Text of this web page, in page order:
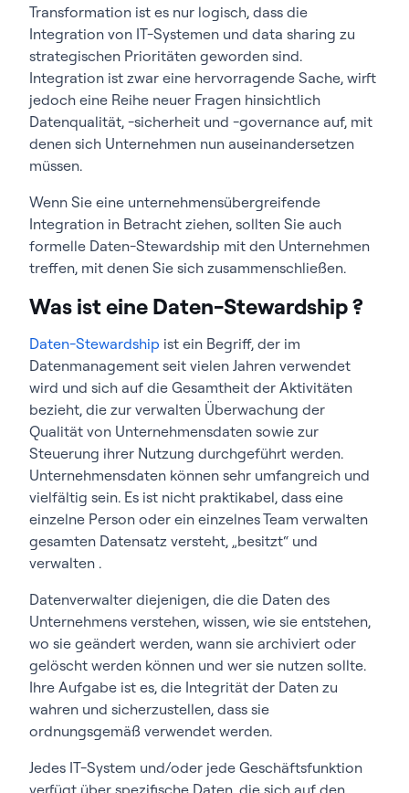
Transformation ist es nur logisch, dass die
Integration von IT-Systemen und data sharing zu
strategischen Prioritäten geworden sind.
Integration ist zwar eine hervorragende Sache, wirft
jedoch eine Reihe neuer Fragen hinsichtlich
Datenqualität, -sicherheit und -governance auf, mit
denen sich Unternehmen nun auseinandersetzen
müssen.
Wenn Sie eine unternehmensübergreifende
Integration in Betracht ziehen, sollten Sie auch
formelle Daten-Stewardship mit den Unternehmen
treffen, mit denen Sie sich zusammenschließen.
Was ist eine Daten-Stewardship ?
Daten-Stewardship ist ein Begriff, der im
Datenmanagement seit vielen Jahren verwendet
wird und sich auf die Gesamtheit der Aktivitäten
bezieht, die zur verwalten Überwachung der
Qualität von Unternehmensdaten sowie zur
Steuerung ihrer Nutzung durchgeführt werden.
Unternehmensdaten können sehr umfangreich und
vielfältig sein. Es ist nicht praktikabel, dass eine
einzelne Person oder ein einzelnes Team verwalten
gesamten Datensatz versteht, „besitzt“ und
verwalten .
Datenverwalter diejenigen, die die Daten des
Unternehmens verstehen, wissen, wie sie entstehen,
wo sie geändert werden, wann sie archiviert oder
gelöscht werden können und wer sie nutzen sollte.
Ihre Aufgabe ist es, die Integrität der Daten zu
wahren und sicherzustellen, dass sie
ordnungsgemäß verwendet werden.
Jedes IT-System und/oder jede Geschäftsfunktion
verfügt über spezifische Daten, die sich auf den